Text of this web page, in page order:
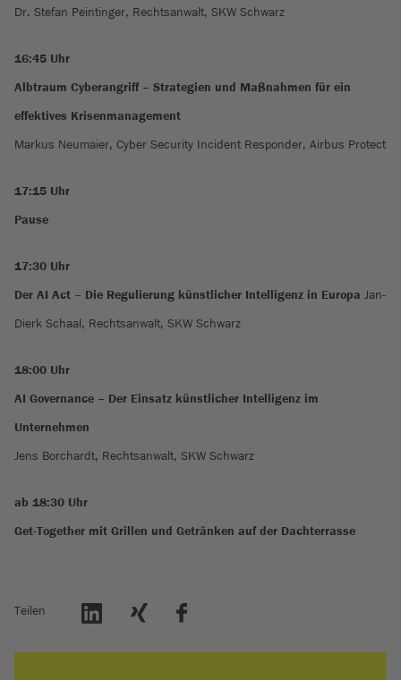
Dr. Stefan Peintinger, Rechtsanwalt, SKW Schwarz
16:45 Uhr
Albtraum Cyberangriff – Strategien und Maßnahmen für ein
effektives Krisenmanagement
Markus Neumaier, Cyber Security Incident Responder, Airbus Protect
17:15 Uhr
Pause
17:30 Uhr
Der AI Act – Die Regulierung künstlicher Intelligenz in Europa Jan-
Dierk Schaal, Rechtsanwalt, SKW Schwarz
18:00 Uhr
AI Governance – Der Einsatz künstlicher Intelligenz im
Unternehmen
Jens Borchardt, Rechtsanwalt, SKW Schwarz
ab 18:30 Uhr
Get-Together mit Grillen und Getränken auf der Dachterrasse
Teilen